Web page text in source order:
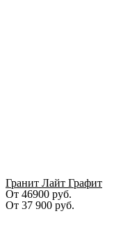
Гранит Лайт Графит
От 46900 руб.
От 37 900 руб.